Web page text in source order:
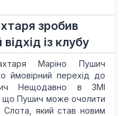
зробив
із клубу
Маріно Пушич
ймовірний перехід до
Нещодавно в ЗМІ
що Пушич може очолити
який став новим